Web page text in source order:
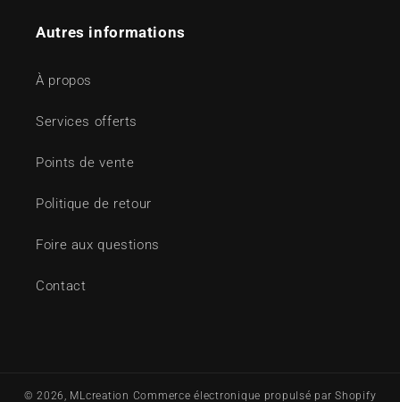
Autres informations
À propos
Services offerts
Points de vente
Politique de retour
Foire aux questions
Contact
© 2026, MLcreation Commerce électronique propulsé par Shopify